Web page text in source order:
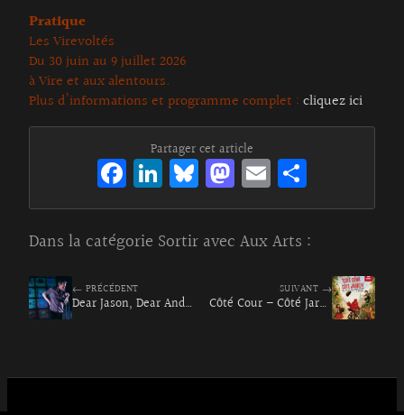
Pratique
Les Virevoltés
Du 30 juin au 9 juillet 2026
à Vire et aux alentours.
Plus d’informations et programme complet : cliquez ici
Partager cet article
Fa
ce
bo
o
k
Li
n
ke
dI
n
Bl
ue
sk
y
M
as
to
d
o
n
E
m
ai
l
rt
ag
er
Dans la catégorie Sortir avec Aux Arts :
← PRÉCÉDENT
Dear Jason, Dear Andrew
SUIVANT →
Côté Cour – Côté Jardin à Bernay